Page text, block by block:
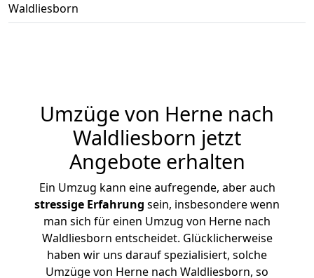
Waldliesborn
Umzüge von Herne nach
Waldliesborn jetzt
Angebote erhalten
Ein Umzug kann eine aufregende, aber auch
stressige Erfahrung sein, insbesondere wenn
man sich für einen Umzug von Herne nach
Waldliesborn entscheidet. Glücklicherweise
haben wir uns darauf spezialisiert, solche
Umzüge von Herne nach Waldliesborn, so